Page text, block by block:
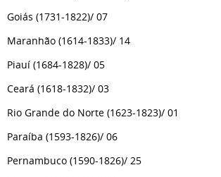
Goiás (1731-1822)/ 07
Maranhão (1614-1833)/ 14
Piauí (1684-1828)/ 05
Ceará (1618-1832)/ 03
Rio Grande do Norte (1623-1823)/ 01
Paraíba (1593-1826)/ 06
Pernambuco (1590-1826)/ 25